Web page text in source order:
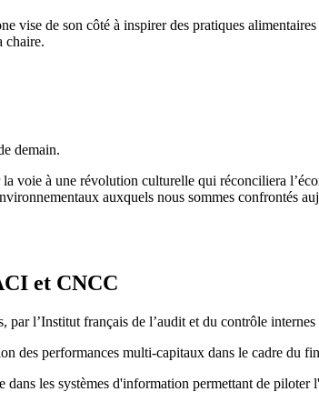
vise de son côté à inspirer des pratiques
chaire.
demain.
voie à une révolution culturelle qui réconciliera
auxquels nous sommes confrontés
et CNCC
par l’Institut français de l’audit et du contrôle
des performances multi-capitaux dans le cadre du
les systèmes d'information permettant de